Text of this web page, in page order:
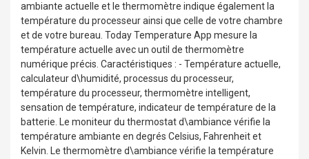
ambiante actuelle et le thermomètre indique également la
température du processeur ainsi que celle de votre chambre
et de votre bureau. Today Temperature App mesure la
température actuelle avec un outil de thermomètre
numérique précis. Caractéristiques : - Température actuelle,
calculateur d\humidité, processus du processeur,
température du processeur, thermomètre intelligent,
sensation de température, indicateur de température de la
batterie. Le moniteur du thermostat d\ambiance vérifie la
température ambiante en degrés Celsius, Fahrenheit et
Kelvin. Le thermomètre d\ambiance vérifie la température